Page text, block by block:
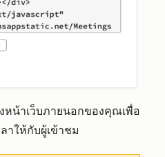
หน้าเว็บภายนอกของคุณเพื่อ
าให้กับผู้เข้าชม